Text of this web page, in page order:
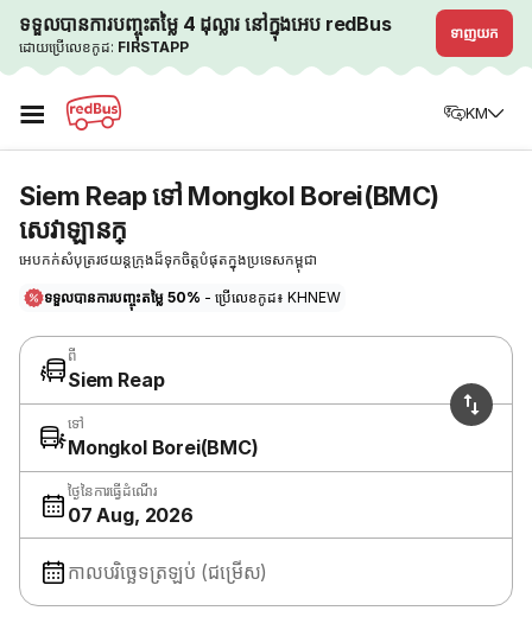
ទទួលបានការបញ្ចុះតម្លៃ 4 ដុល្លារ នៅក្នុងអេប redBus
ដោយប្រើលេខកូដ: FIRSTAPP
ទាញយក
☰ KM
Siem Reap ទៅ Mongkol Borei(BMC)
សេវាឡានក្
អេបកក់សំបុត្ររថយន្តក្រុងដ៏ទុកចិត្តបំផុតក្នុងប្រទេសកម្ពុជា
ទទួលបានការបញ្ចុះតម្លៃ 50% - ប្រើលេខកូដ៖ KHNEW
ពី
Siem Reap
ទៅ
Mongkol Borei(BMC)
ថ្ងៃនៃការធ្វើដំណើរ
07 Aug, 2026
កាលបរិច្ឆេទត្រឡប់ (ជម្រើស)